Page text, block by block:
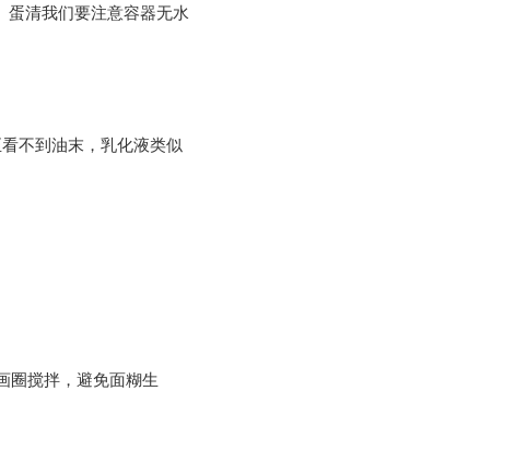
蛋清我们要注意容器无水
不到油末，乳化液类似
圈搅拌，避免面糊生